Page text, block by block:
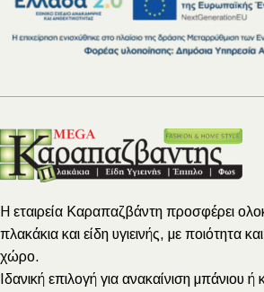
Η εταιρεία Καραπαζβάντη προσφέρει
πλακάκια και είδη υγιεινής, με ποιότητα
χώρο.
Ιδανική επιλογή για ανακαίνιση μπάνιου